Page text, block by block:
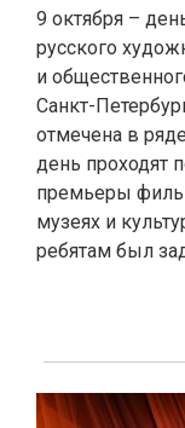
9 октября –
русского
и
Санкт-
отмечена в
день проходят
премьеры
музеях и
ребятам был